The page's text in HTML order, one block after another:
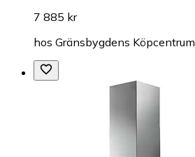
7 885 kr
hos Gränsbygdens Köpcentrum